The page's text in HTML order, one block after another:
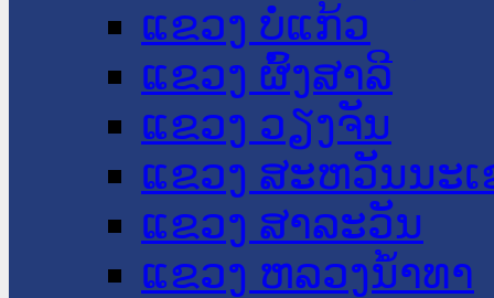
ແຂວງ ບໍ່ແກ້ວ
ແຂວງ ຜົ້ງສາລີ
ແຂວງ ວຽງຈັນ
ແຂວງ ສະຫວັນນະ
ແຂວງ ສາລະວັນ
ແຂວງ ຫລວງນໍ້າທາ